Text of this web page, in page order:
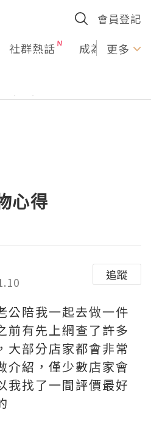
會員登記
社群熱話 成為U更多
心得
追蹤
公陪我一起去做一件
前有先上網查了許多
大部分店家都會非常
介紹，僅少數店家會
我找了一間評價最好